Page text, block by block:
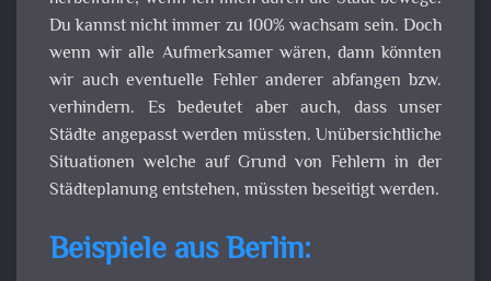
Du kannst nicht immer zu 100% wachsam sein. Doch
wenn wir alle Aufmerksamer wären, dann könnten
wir auch eventuelle Fehler anderer abfangen bzw.
verhindern. Es bedeutet aber auch, dass unser
Städte angepasst werden müssten. Unübersichtliche
Situationen welche auf Grund von Fehlern in der
Städteplanung entstehen, müssten beseitigt werden.
Beispiele aus Berlin: